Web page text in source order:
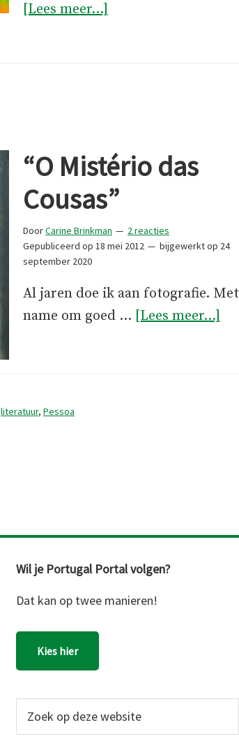
[Lees meer...]
“O Mistério das
Cousas”
DoorCarine Brinkman
2 reacties
Gepubliceerd op 18 mei 2012 bijgewerkt op 24
september 2020
Al jaren doe ik aan fotografie. Met
name om goed … [Lees meer...]
literatuur, Pessoa
Wil je Portugal Portal volgen?
Dat kan op twee manieren!
Kies hier